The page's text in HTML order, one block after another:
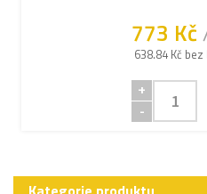
773 Kč
638.84 Kč bez
+
-